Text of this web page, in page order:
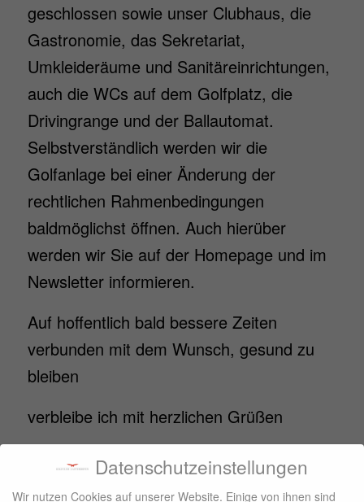
geschlossen sowie unser Clubhaus, die
Gastronomie, das Sekretariat,
Umkleideräume und Sanitäreinrichtungen,
auch die WCs auf dem Golfplatz, die
Drivingrange und der Ballautomat.
Selbstverständlich werden wir die
Golfanlage bei einer Änderung der
rechtlichen Rahmenbedingungen
baldmöglichst öffnen. Auch hierüber
werden wir Sie auf der Homepage und im
Newsletter informieren.
Auf hoffentlich bald bessere Zeiten
verbunden mit dem Wunsch, gesund zu
bleiben
verbleibe ich mit herzlichen Grüßen
Ihr Wolfgang Dietzler
Datenschutzeinstellungen
Wir nutzen Cookies auf unserer Website. Einige von ihnen sind